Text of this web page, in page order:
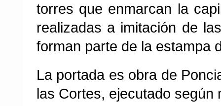
torres que enmarcan la
realizadas a imitación de
forman parte de la estampa
La portada es obra de
las Cortes, ejecutado según